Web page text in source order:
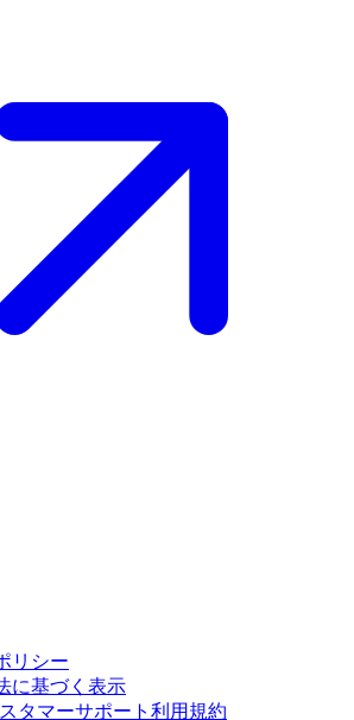
リシー
に基づく表示
タマーサポート利用規約